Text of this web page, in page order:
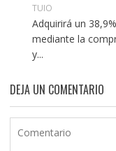
TUIO
Adquirirá un
mediante la
y...
DEJA UN COMENTARIO